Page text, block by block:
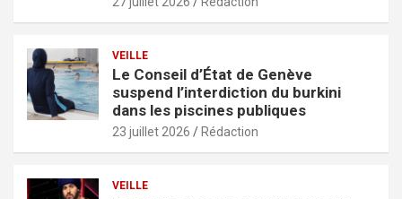
VEILLE
Le Conseil d’État de Genève
suspend l’interdiction du burkini
dans les piscines publiques
23 juillet 2026 Rédaction
VEILLE